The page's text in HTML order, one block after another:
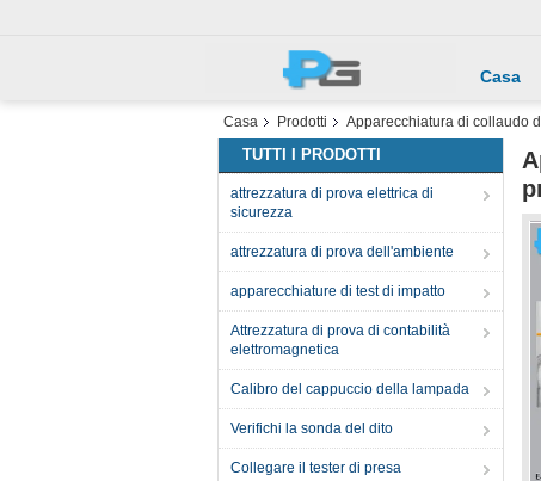
Casa
Casa Prodotti Apparecchiatura di collaudo
TUTTI I PRODOTTI
attrezzatura di prova elettrica di
sicurezza
attrezzatura di prova dell'ambiente
apparecchiature di test di impatto
Attrezzatura di prova di contabilità
elettromagnetica
Calibro del cappuccio della lampada
Verifichi la sonda del dito
Collegare il tester di presa